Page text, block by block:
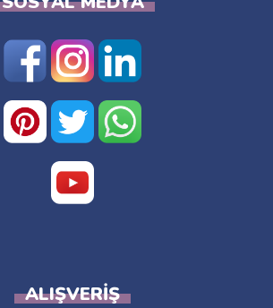
ALIŞVERIŞ